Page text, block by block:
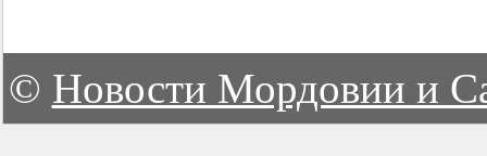
© Новости Мордовии и